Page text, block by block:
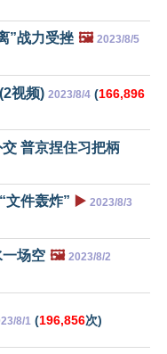
”战力受挫 🖼️ 2023/8/5
视频) 2023/8/4 (166,896
普京捏住习把柄
文件轰炸” ▶️ 2023/8/3
场空 🖼️ 2023/8/2
8/1 (196,856次)